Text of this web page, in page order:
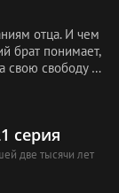
отца. И чем
брат понимает,
свою свободу —
серия
две тысячи лет